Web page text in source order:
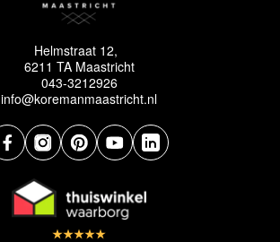
Helmstraat 12,
6211 TA Maastricht
043-3212926
info@koremanmaastricht.nl